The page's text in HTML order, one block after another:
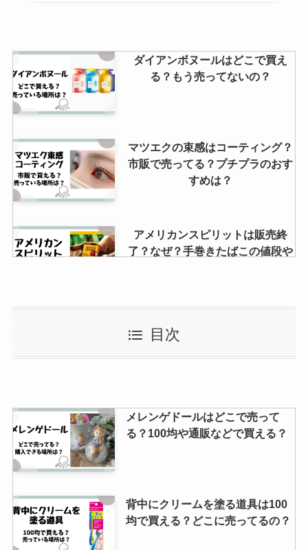
ダイアンボヌールはどこで買え
る？もう売ってないの？
マツエクの束感はコーティング？
市販で売ってる？プチプラのおす
すめは？
アメリカンスピリットは販売終
了？なぜ？手巻きたばこの値段や
ダイソーのショルダーバッグ300
円がすごい！無印良品に似てる
の？
miumiuの香水はどこで買える？
店舗一覧や人気順など大調査しま
ケーキフィルムは100均で買え
る？どこに売ってる？入手方法ま
目次
メレンゲドールはどこで売って
る？100均や通販などで買える？
背中にクリームを塗る道具は100
均で買える？どこに売ってるの？